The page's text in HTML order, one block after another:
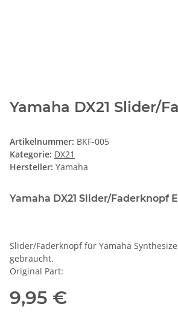
Yamaha DX21 Slider/
Artikelnummer: BKF-005
Kategorie: DX21
Hersteller: Yamaha
Yamaha DX21 Slider/Faderknopf
Slider/Faderknopf für Yamaha
gebraucht.
Original Part:
9,95 €